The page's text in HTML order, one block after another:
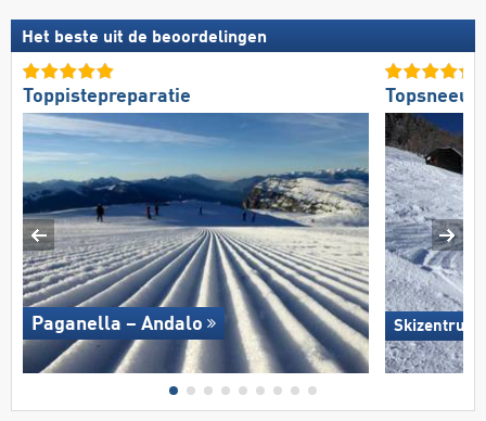
Het beste uit de beoordelingen
Toppistepreparatie
Paganella – Andalo Skizentrum